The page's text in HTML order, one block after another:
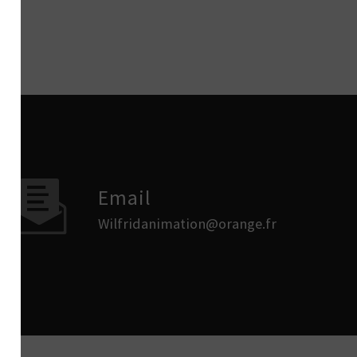
Email
wilfridanimation@orange.fr